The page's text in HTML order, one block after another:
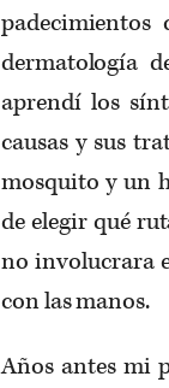
padecimientos
dermatología
aprendí los
causas y sus
mosquito y un
de elegir qué
no involucrara
con las manos.
Años antes mi